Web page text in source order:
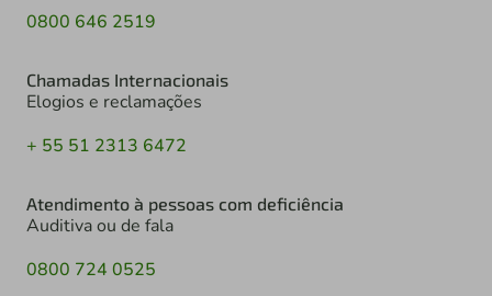
0800 646 2519
Chamadas Internacionais
Elogios e reclamações
+ 55 51 2313 6472
Atendimento à pessoas com deficiência
Auditiva ou de fala
0800 724 0525